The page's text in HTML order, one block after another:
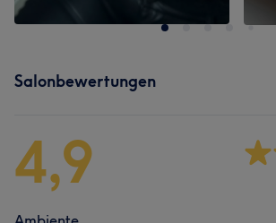
Salonbewertungen
4,9